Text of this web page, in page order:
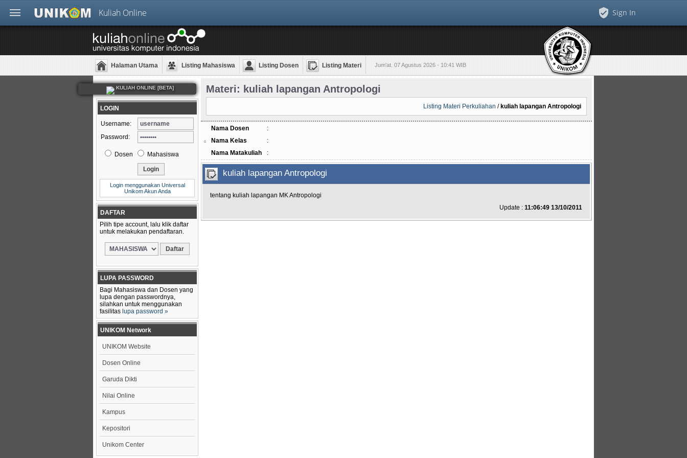
Kuliah Online Sign In
Halaman Utama Listing Mahasiswa Listing Dosen Listing Materi Jum'at. 07 Agustus 2026 - 10:41 WIB
KULIAH ONLINE [BETA]
LOGIN
Username:
Password:
Dosen Mahasiswa
Login menggunakan Universal
Unikom Akun Anda
DAFTAR
Pilih tipe account, lalu klik daftar
untuk melakukan pendaftaran.
LUPA PASSWORD
Bagi Mahasiswa dan Dosen yang
lupa dengan passwordnya,
silahkan untuk menggunakan
fasilitas lupa password »
UNIKOM Network
UNIKOM Website
Dosen Online
Garuda Dikti
Nilai Online
Kampus
Kepositori
Unikom Center
Materi: kuliah lapangan Antropologi
Listing Materi Perkuliahan / kuliah lapangan Antropologi
Nama Dosen
:
Nama Kelas
:
Nama Matakuliah
:
kuliah lapangan Antropologi
tentang kuliah lapangan MK Antropologi
Update : 11:06:49 13/10/2011